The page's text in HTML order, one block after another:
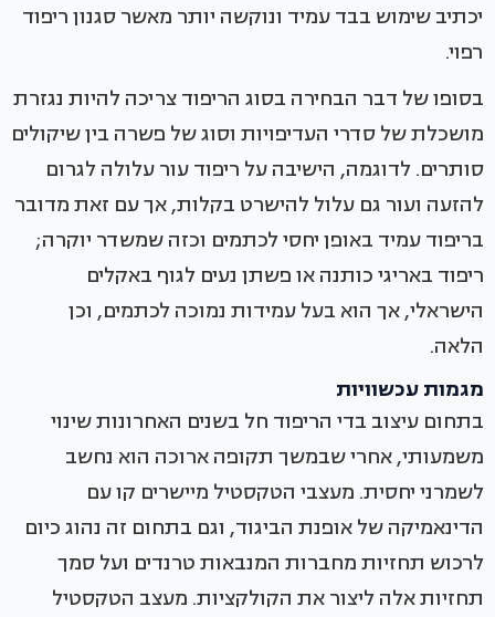
יכתיב שימוש בבד עמיד ונוקשה יותר מאשר סגנון ריפוד
רפוי.
בסופו של דבר הבחירה בסוג הריפוד צריכה להיות נגזרת
מושכלת של סדרי העדיפויות וסוג של פשרה בין שיקולים
סותרים. לדוגמה, הישיבה על ריפוד עור עלולה לגרום
להזעה ועור גם עלול להישרט בקלות, אך עם זאת מדובר
בריפוד עמיד באופן יחסי לכתמים וכזה שמשדר יוקרה;
ריפוד באריגי כותנה או פשתן נעים לגוף באקלים
הישראלי, אך הוא בעל עמידות נמוכה לכתמים, וכן
הלאה.
מגמות עכשוויות
בתחום עיצוב בדי הריפוד חל בשנים האחרונות שינוי
משמעותי, אחרי שבמשך תקופה ארוכה הוא נחשב
לשמרני יחסית. מעצבי הטקסטיל מיישרים קו עם
הדינאמיקה של אופנת הביגוד, וגם בתחום זה נהוג כיום
לרכוש תחזיות מחברות המנבאות טרנדים ועל סמך
תחזיות אלה ליצור את הקולקציות. מעצב הטקסטיל